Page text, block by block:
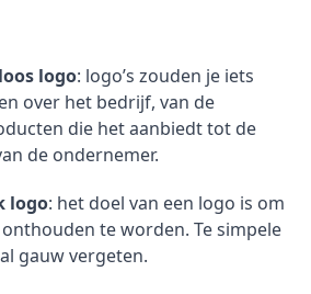
logo: logo’s zouden je iets
over het bedrijf, van de
die het aanbiedt tot de
de ondernemer.
logo: het doel van een logo is om
te worden. Te simpele
gauw vergeten.